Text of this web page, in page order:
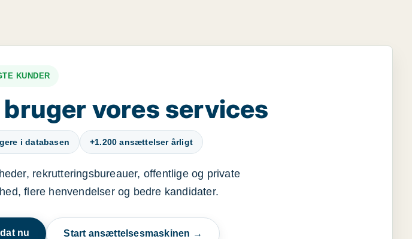
KUNDER
vores services
i databasen +1.200 ansættelser årligt
rekrutteringsbureauer, offentlige og private
flere henvendelser og bedre kandidater.
nu Start ansættelsesmaskinen →